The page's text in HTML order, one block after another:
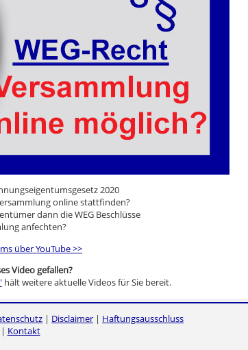
2020
online stattfinden?
dann die WEG Beschlüsse
anfechten?
über YouTube >>
Video gefallen?
hält weitere aktuelle Videos für Sie bereit.
| Disclaimer | Haftungsausschluss
Kontakt